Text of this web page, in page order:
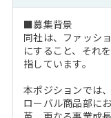
■募集背景
同社は、ファッシ
にすること、それ
指しています。
本ポジションでは
ローバル商品部に